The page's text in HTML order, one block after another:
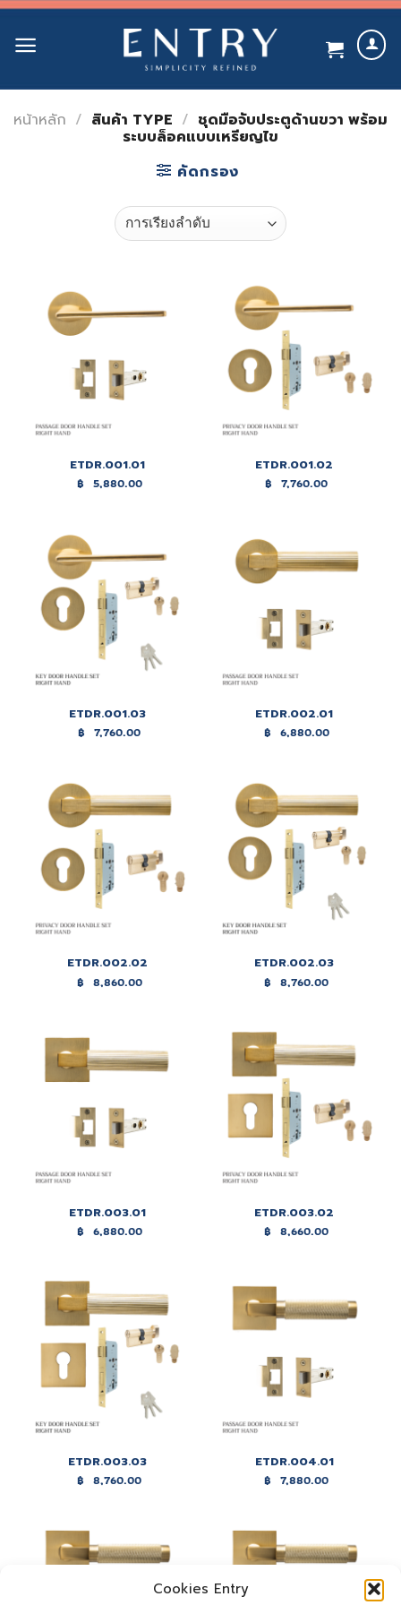
Cookies Entry
Skip
content
หน้าหลัก / สินค้า TYPE / ชุดมือจับประตูด้านขวา พร้อม
ระบบล็อคแบบเหรียญไข
คัดกรอง
ETDR.001.01
฿ 5,880.00
ETDR.001.02
฿ 7,760.00
ETDR.001.03
฿ 7,760.00
ETDR.002.01
฿ 6,880.00
ETDR.002.02
฿ 8,860.00
ETDR.002.03
฿ 8,760.00
ETDR.003.01
฿ 6,880.00
ETDR.003.02
฿ 8,660.00
ETDR.003.03
฿ 8,760.00
ETDR.004.01
฿ 7,880.00